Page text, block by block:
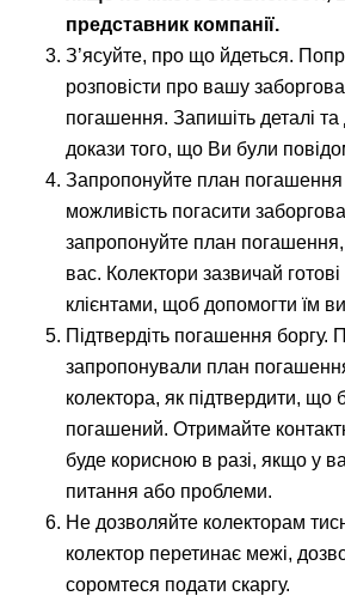
представник компанії.
З’ясуйте, про що йдеться.
розповісти про вашу
погашення. Запишіть деталі
докази того, що Ви були
Запропонуйте план
можливість погасити
запропонуйте план погашення,
вас. Колектори зазвичай
клієнтами, щоб допомогти їм
Підтвердіть погашення боргу.
запропонували план
колектора, як підтвердити, що
погашений. Отримайте
буде корисною в разі, якщо у
питання або проблеми.
Не дозволяйте колекторам
колектор перетинає межі,
соромтеся подати скаргу.